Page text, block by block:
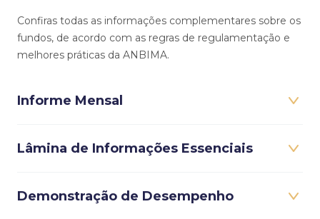
Confiras todas as informações complementares sobre os
fundos, de acordo com as regras de regulamentação e
melhores práticas da ANBIMA.
Informe Mensal
Lâmina de Informações Essenciais
Demonstração de Desempenho